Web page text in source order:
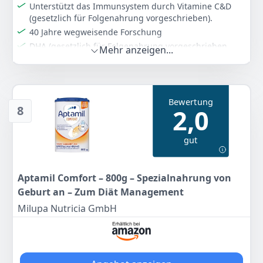
3450 €
Anzeigen
Unterstützt das Immunsystem durch Vitamine C&D
(gesetzlich für Folgenahrung vorgeschrieben).
40 Jahre wegweisende Forschung
DHA (gesetzlich für Folgenahrung vorgeschrieben
Mit patentierter Formel Trinkfertig
Nutricia Milupa GmbH, D-60003 Frankfurt am Main
Gewicht
Weiß 800 g
Anzeigen
Mehr anzeigen...
8
Bewertung
2,0
gut
Aptamil Comfort – 800g – Spezialnahrung von
Geburt an – Zum Diät Management
Milupa Nutricia GmbH